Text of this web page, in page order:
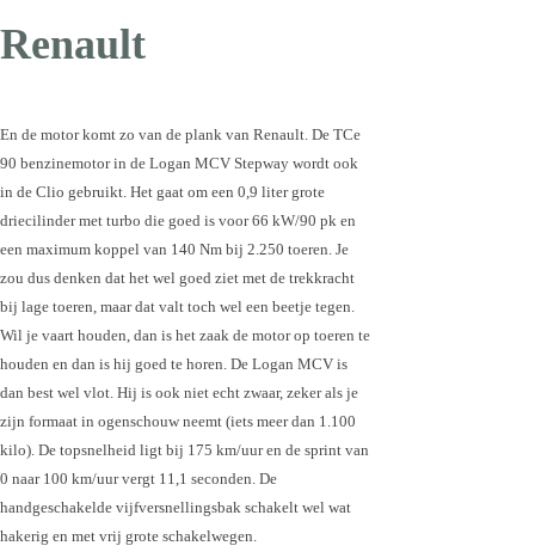
Renault
En de motor komt zo van de plank van Renault. De TCe
90 benzinemotor in de Logan MCV Stepway wordt ook
in de Clio gebruikt. Het gaat om een 0,9 liter grote
driecilinder met turbo die goed is voor 66 kW/90 pk en
een maximum koppel van 140 Nm bij 2.250 toeren. Je
zou dus denken dat het wel goed ziet met de trekkracht
bij lage toeren, maar dat valt toch wel een beetje tegen.
Wil je vaart houden, dan is het zaak de motor op toeren te
houden en dan is hij goed te horen. De Logan MCV is
dan best wel vlot. Hij is ook niet echt zwaar, zeker als je
zijn formaat in ogenschouw neemt (iets meer dan 1.100
kilo). De topsnelheid ligt bij 175 km/uur en de sprint van
0 naar 100 km/uur vergt 11,1 seconden. De
handgeschakelde vijfversnellingsbak schakelt wel wat
hakerig en met vrij grote schakelwegen.